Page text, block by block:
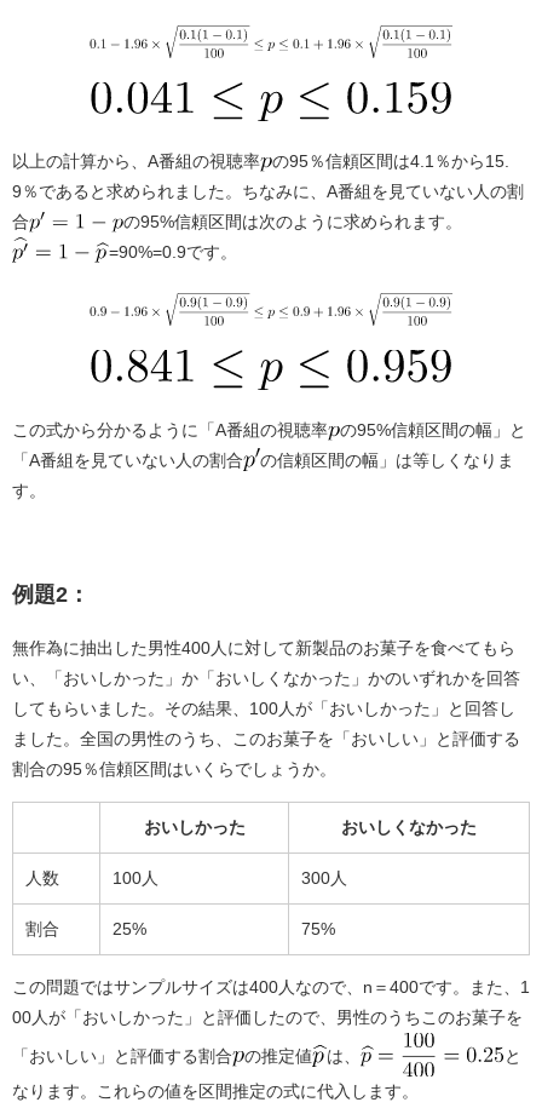
以上の計算から、A番組の視聴率
の95％信頼区間は4.1％から15.
9％であると求められました。ちなみに、A番組を見ていない人の割
合
の95%信頼区間は次のように求められます。
=90%=0.9です。
この式から分かるように「A番組の視聴率
の95%信頼区間の幅」と
「A番組を見ていない人の割合
の信頼区間の幅」は等しくなりま
す。
例題2：
無作為に抽出した男性400人に対して新製品のお菓子を食べてもら
い、「おいしかった」か「おいしくなかった」かのいずれかを回答
してもらいました。その結果、100人が「おいしかった」と回答し
ました。全国の男性のうち、このお菓子を「おいしい」と評価する
割合の95％信頼区間はいくらでしょうか。
おいしかった おいしくなかった
人数 100人 300人
割合 25% 75%
この問題ではサンプルサイズは400人なので、n＝400です。また、1
00人が「おいしかった」と評価したので、男性のうちこのお菓子を
「おいしい」と評価する割合
の推定値 は、
と
なります。これらの値を区間推定の式に代入します。